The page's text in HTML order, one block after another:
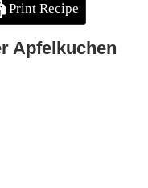
Print Recipe
Apfelkuchen